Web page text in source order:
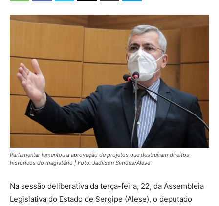
Parlamentar lamentou a aprovação de projetos que destruíram direitos
históricos do magistério | Foto: Jadilson Simões/Alese
Na sessão deliberativa da terça-feira, 22, da Assembleia
Legislativa do Estado de Sergipe (Alese), o deputado